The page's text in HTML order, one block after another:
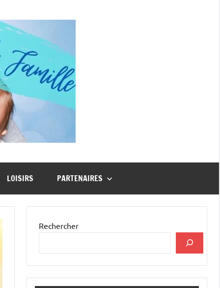
LOISIRS PARTENAIRES
Rechercher